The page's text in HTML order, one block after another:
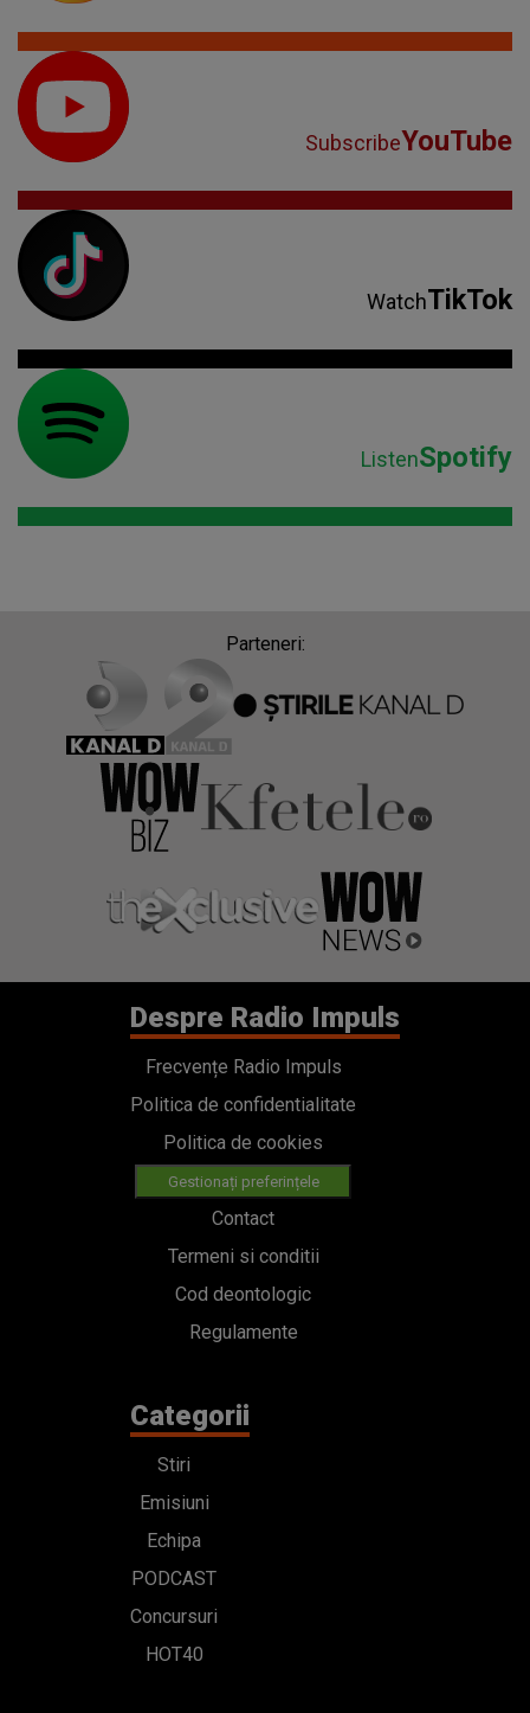
SubscribeYouTube
WatchTikTok
ListenSpotify
Parteneri:
Despre Radio Impuls
Frecvențe Radio Impuls
Politica de confidentialitate
Politica de cookies
Gestionați preferințele
Contact
Termeni si conditii
Cod deontologic
Regulamente
Categorii
Stiri
Emisiuni
Echipa
PODCAST
Concursuri
HOT40